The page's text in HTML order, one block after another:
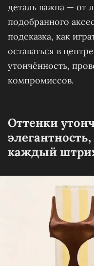
деталь важна — от
подобранного
подсказка, как
оставаться в
утончённость,
компромиссов.
Оттенки
каждый